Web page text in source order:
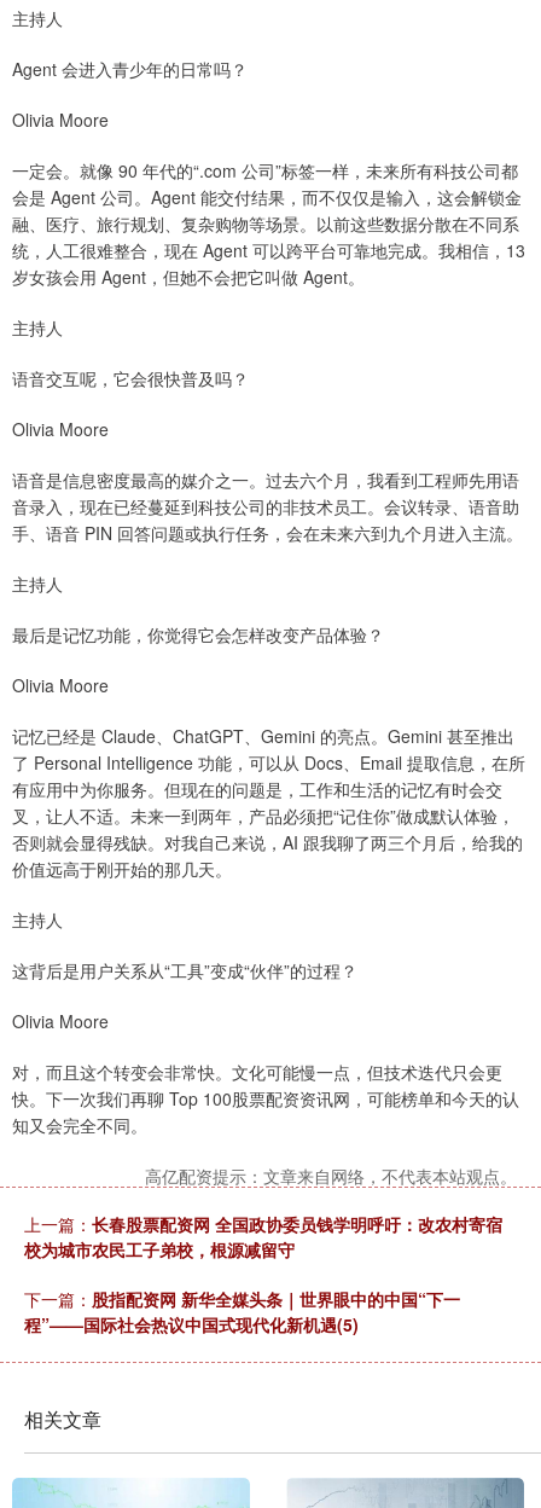
主持人
Agent 会进入青少年的日常吗？
Olivia Moore
一定会。就像 90 年代的“.com 公司”标签一样，未来所有科技公司都
会是 Agent 公司。Agent 能交付结果，而不仅仅是输入，这会解锁金
融、医疗、旅行规划、复杂购物等场景。以前这些数据分散在不同系
统，人工很难整合，现在 Agent 可以跨平台可靠地完成。我相信，13
岁女孩会用 Agent，但她不会把它叫做 Agent。
主持人
语音交互呢，它会很快普及吗？
Olivia Moore
语音是信息密度最高的媒介之一。过去六个月，我看到工程师先用语
音录入，现在已经蔓延到科技公司的非技术员工。会议转录、语音助
手、语音 PIN 回答问题或执行任务，会在未来六到九个月进入主流。
主持人
最后是记忆功能，你觉得它会怎样改变产品体验？
Olivia Moore
记忆已经是 Claude、ChatGPT、Gemini 的亮点。Gemini 甚至推出
了 Personal Intelligence 功能，可以从 Docs、Email 提取信息，在所
有应用中为你服务。但现在的问题是，工作和生活的记忆有时会交
叉，让人不适。未来一到两年，产品必须把“记住你”做成默认体验，
否则就会显得残缺。对我自己来说，AI 跟我聊了两三个月后，给我的
价值远高于刚开始的那几天。
主持人
这背后是用户关系从“工具”变成“伙伴”的过程？
Olivia Moore
对，而且这个转变会非常快。文化可能慢一点，但技术迭代只会更
快。下一次我们再聊 Top 100股票配资资讯网，可能榜单和今天的认
知又会完全不同。
高亿配资提示：文章来自网络，不代表本站观点。
上一篇： 长春股票配资网 全国政协委员钱学明呼吁：改农村寄宿
校为城市农民工子弟校，根源减留守
下一篇： 股指配资网 新华全媒头条｜世界眼中的中国“下一
程”——国际社会热议中国式现代化新机遇(5)
相关文章